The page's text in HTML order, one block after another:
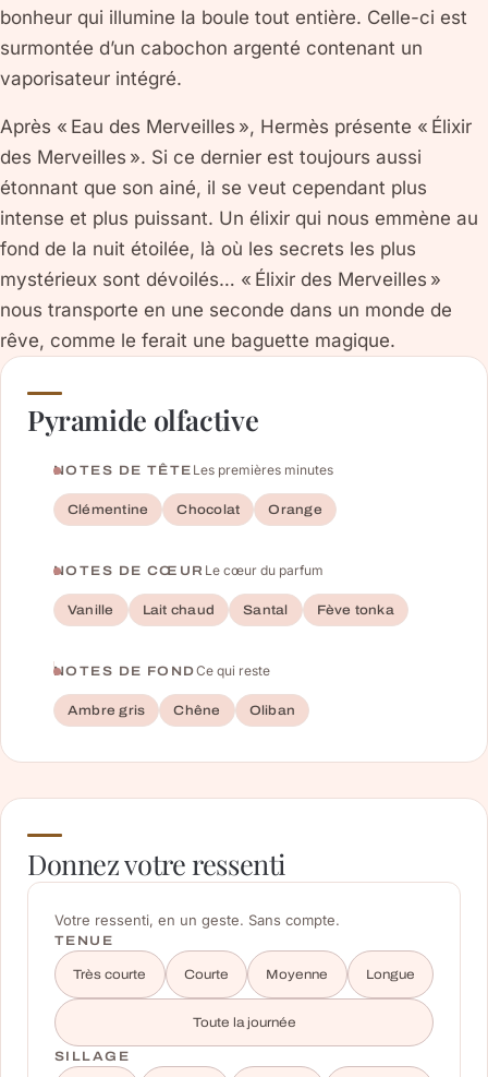
bonheur qui illumine la boule tout entière. Celle-ci est
surmontée d’un cabochon argenté contenant un
vaporisateur intégré.
Après « Eau des Merveilles », Hermès présente « Élixir
des Merveilles ». Si ce dernier est toujours aussi
étonnant que son ainé, il se veut cependant plus
intense et plus puissant. Un élixir qui nous emmène au
fond de la nuit étoilée, là où les secrets les plus
mystérieux sont dévoilés… « Élixir des Merveilles »
nous transporte en une seconde dans un monde de
rêve, comme le ferait une baguette magique.
Pyramide olfactive
NOTES DE TÊTE Les premières minutes
Clémentine Chocolat Orange
NOTES DE CŒUR Le cœur du parfum
Vanille Lait chaud Santal Fève tonka
NOTES DE FONDCe qui reste
Ambre gris Chêne Oliban
Donnez votre ressenti
Votre ressenti, en un geste. Sans compte.
TENUE
Très courte Courte Moyenne Longue
Toute la journée
SILLAGE